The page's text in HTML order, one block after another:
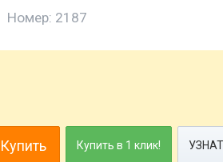
Номер: 2187
Купить Купить в 1 клик!